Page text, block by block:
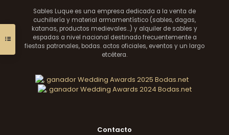
Sables Luque es una empresa dedicada a la venta de
cuchillería y material armamentístico (sables, dagas,
katanas, productos medievales...) y alquiler de sables y
espadas a nivel nacional destinado frecuentemente a
fiestas patronales, bodas. actos oficiales, eventos y un largo
etcétera.
Contacto